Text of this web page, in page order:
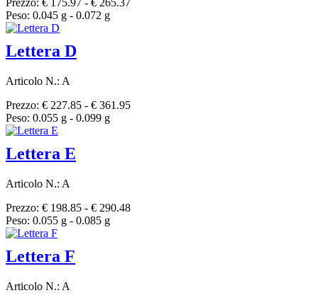
Prezzo: € 175.97 - € 265.37
Peso: 0.045 g - 0.072 g
Lettera D
Articolo N.: A
Prezzo: € 227.85 - € 361.95
Peso: 0.055 g - 0.099 g
Lettera E
Articolo N.: A
Prezzo: € 198.85 - € 290.48
Peso: 0.055 g - 0.085 g
Lettera F
Articolo N.: A